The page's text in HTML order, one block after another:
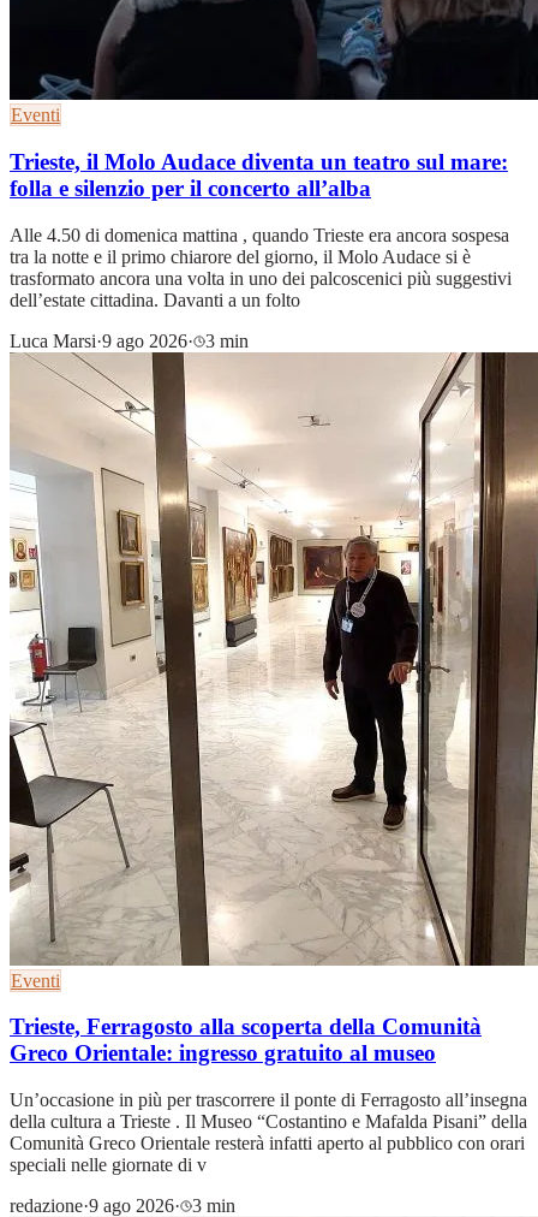
Eventi
Trieste, il Molo Audace diventa un teatro sul mare:
folla e silenzio per il concerto all’alba
Alle 4.50 di domenica mattina , quando Trieste era ancora sospesa
tra la notte e il primo chiarore del giorno, il Molo Audace si è
trasformato ancora una volta in uno dei palcoscenici più suggestivi
dell’estate cittadina. Davanti a un folto
Luca Marsi·9 ago 2026· 3 min
Eventi
Trieste, Ferragosto alla scoperta della Comunità
Greco Orientale: ingresso gratuito al museo
Un’occasione in più per trascorrere il ponte di Ferragosto all’insegna
della cultura a Trieste . Il Museo “Costantino e Mafalda Pisani” della
Comunità Greco Orientale resterà infatti aperto al pubblico con orari
speciali nelle giornate di v
redazione·9 ago 2026· 3 min